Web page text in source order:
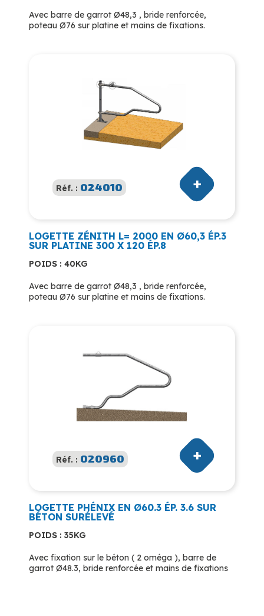
Avec barre de garrot Ø48,3 , bride renforcée,
poteau Ø76 sur platine et mains de fixations.
Réf. : 024010
LOGETTE ZÉNITH L= 2000 EN Ø60,3 ÉP.3
SUR PLATINE 300 X 120 ÉP.8
POIDS : 40KG
Avec barre de garrot Ø48,3 , bride renforcée,
poteau Ø76 sur platine et mains de fixations.
Réf. : 020960
LOGETTE PHÉNIX EN Ø60.3 ÉP. 3.6 SUR
BÉTON SURÉLEVÉ
POIDS : 35KG
Avec fixation sur le béton ( 2 oméga ), barre de
garrot Ø48.3, bride renforcée et mains de fixations